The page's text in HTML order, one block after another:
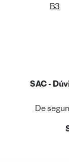
B3
SAC -
De